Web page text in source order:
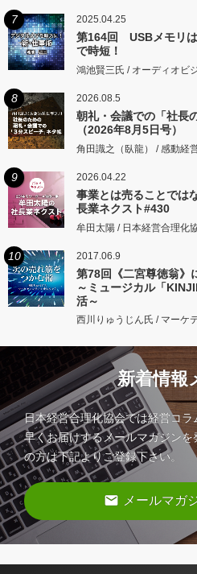
7 2025.04.25
第164回 USBメモリ
で時短！
鴻池賢三氏 / オーディオ
8 2026.08.5
朝礼・会議での「社長
（2026年8月5日号）
角田識之（臥龍） / 感動経
9 2026.04.22
事業とは売ることでは
長業ネクスト#430
牟田太陽 / 日本経営合理化
10 2017.06.9
第78回《二宮尊徳翁》
～ミュージカル「
活～
西川りゅうじん氏 / マーケ
新着情報
日本経営合理化協会では経営コ
早くお届けするメールマガジン
の方は下記よりご登録下さい。
email メールマガ